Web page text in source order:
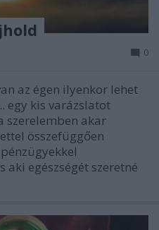
0
az égen ilyenkor lehet
egy kis varázslatot
szerelemben akar
összefüggően
aki egészségét szeretné